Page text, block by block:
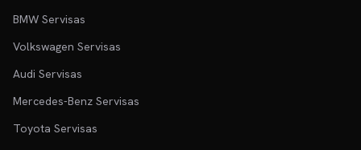
BMW Servisas
Volkswagen Servisas
Audi Servisas
Mercedes-Benz Servisas
Toyota Servisas